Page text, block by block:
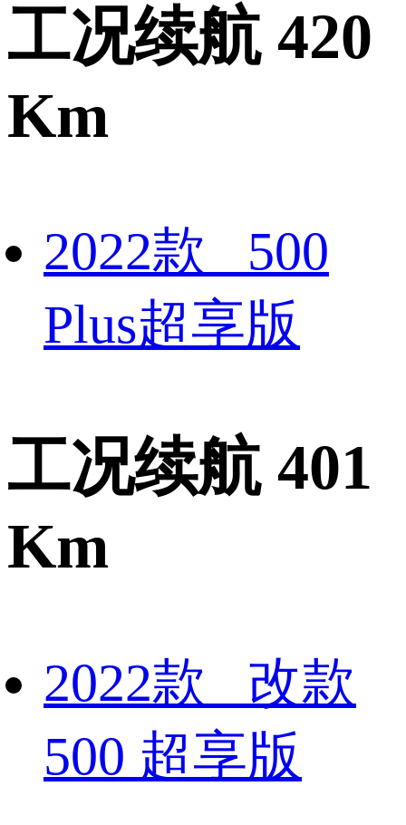
工况续航 420
Km
2022款 500
Plus超享版
工况续航 401
Km
2022款 改款
500 超享版